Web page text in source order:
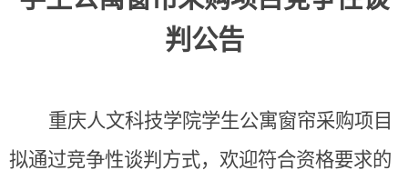
判公告
重庆人文科技学院学生公寓窗帘采购项目
拟通过竞争性谈判方式，欢迎符合资格要求的